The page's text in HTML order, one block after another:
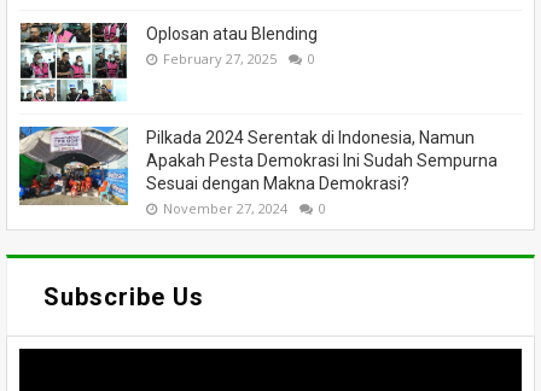
Oplosan atau Blending
February 27, 2025 0
Pilkada 2024 Serentak di Indonesia, Namun
Apakah Pesta Demokrasi Ini Sudah Sempurna
Sesuai dengan Makna Demokrasi?
November 27, 2024 0
Subscribe Us